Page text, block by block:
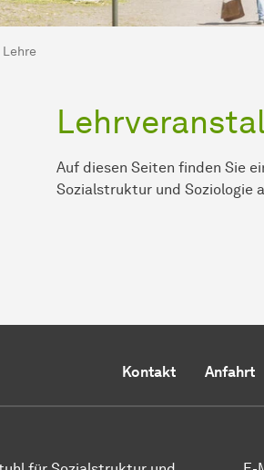
hier:
Lehre
Auf diesen Seiten finden Sie
Sozialstruktur und Soziologie
Kontakt Anfahrt